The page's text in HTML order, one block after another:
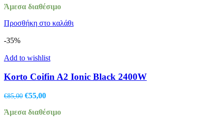
was:
τιμή
€14,00.
Άμεσα διαθέσιμο
Προσθήκη στο καλάθι
-35%
Add to wishlist
Korto Coifin A2 Ionic Black 2400W
€85,00 Original
was:
€55,00Η
τιμή
Άμεσα διαθέσιμο